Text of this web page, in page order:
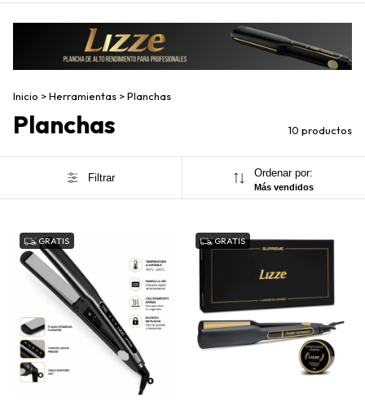
Inicio >Herramientas >Planchas
Planchas 10 productos
Filtrar Ordenar por:
Más vendidos
GRATIS GRATIS